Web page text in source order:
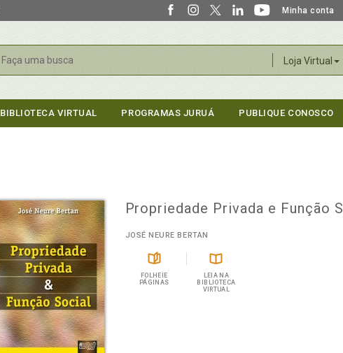
Minha conta
Loja Virtual
Buscar
BIBLIOTECA VIRTUAL PROGRAMAS JURUÁ PUBLIQUE CONOSCO
Propriedade Privada e Função
JOSÉ NEURE BERTAN
FOLHEIE
PÁGINAS
LEIA NA
BIBLIOTECA
VIRTUAL